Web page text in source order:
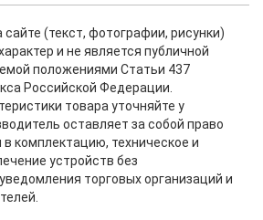
(текст, фотографии, рисунки)
и не является публичной
положениями Статьи 437
Российской Федерации.
товара уточняйте у
оставляет за собой право
комплектацию, техническое и
устройств без
торговых организаций и